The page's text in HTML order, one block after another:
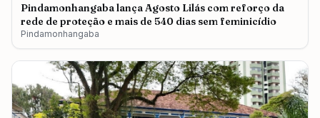
Pindamonhangaba lança Agosto Lilás com reforço da
rede de proteção e mais de 540 dias sem feminicídio
Pindamonhangaba